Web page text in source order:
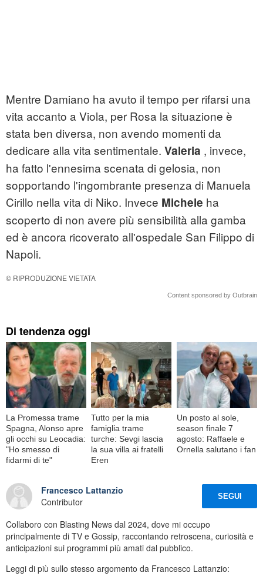
Mentre Damiano ha avuto il tempo per rifarsi una
vita accanto a Viola, per Rosa la situazione è
stata ben diversa, non avendo momenti da
dedicare alla vita sentimentale. Valeria , invece,
ha fatto l'ennesima scenata di gelosia, non
sopportando l'ingombrante presenza di Manuela
Cirillo nella vita di Niko. Invece Michele ha
scoperto di non avere più sensibilità alla gamba
ed è ancora ricoverato all'ospedale San Filippo di
Napoli.
© RIPRODUZIONE VIETATA
Content sponsored by Outbrain
Di tendenza oggi
La Promessa trame
Spagna, Alonso apre
gli occhi su Leocadia:
"Ho smesso di
fidarmi di te"
Tutto per la mia
famiglia trame
turche: Sevgi lascia
la sua villa ai fratelli
Eren
Un posto al sole,
season finale 7
agosto: Raffaele e
Ornella salutano i fan
Francesco Lattanzio
Contributor
SEGUI
Collaboro con Blasting News dal 2024, dove mi occupo
principalmente di TV e Gossip, raccontando retroscena, curiosità e
anticipazioni sui programmi più amati dal pubblico.
Leggi di più sullo stesso argomento da Francesco Lattanzio: